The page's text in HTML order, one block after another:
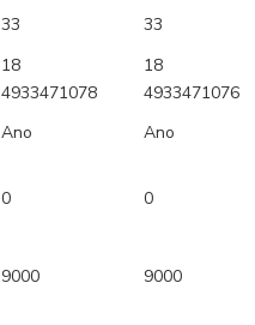
33
33
18
18
4933471078
4933471076
Ano
Ano
0 0
9000 9000